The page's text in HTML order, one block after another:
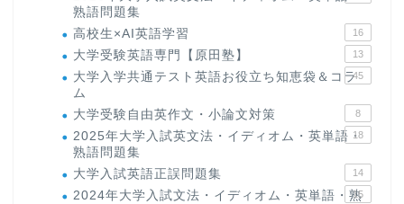
熟語問題集
高校生×AI英語学習 16
大学受験英語専門【原田塾】 13
大学入学共通テスト英語お役立ち知恵袋＆コラ
ム
45
大学受験自由英作文・小論文対策 8
2025年大学入試英文法・イディオム・英単語・
熟語問題集
18
大学入試英語正誤問題集 14
2024年大学入試文法・イディオム・英単語・熟
15